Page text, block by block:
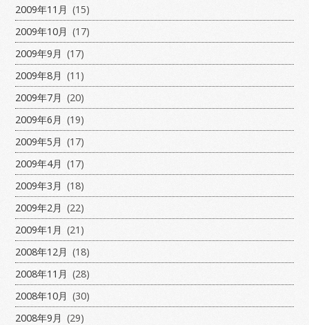
2009年11月 (15)
2009年10月 (17)
2009年9月 (17)
2009年8月 (11)
2009年7月 (20)
2009年6月 (19)
2009年5月 (17)
2009年4月 (17)
2009年3月 (18)
2009年2月 (22)
2009年1月 (21)
2008年12月 (18)
2008年11月 (28)
2008年10月 (30)
2008年9月 (29)